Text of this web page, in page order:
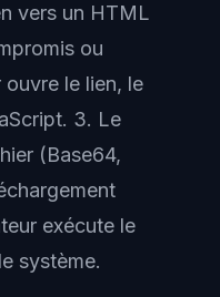
vers un HTML
ou
le lien, le
3. Le
(Base64,
exécute le
système.